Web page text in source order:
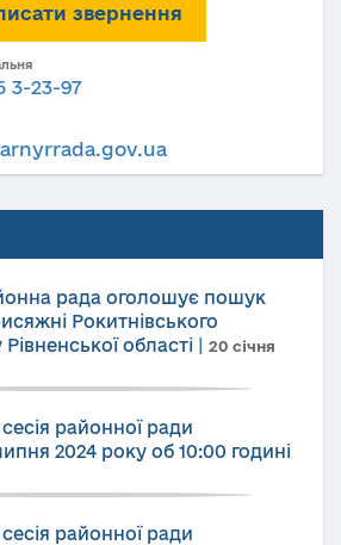
звернення
3-23-97
рада оголошує пошук
Рокитнівського
області
20 січня
районної ради
2024 року об 10:00 годині
районної ради